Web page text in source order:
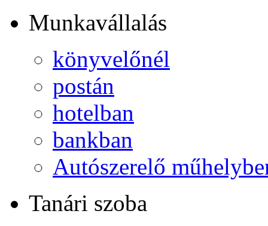
Munkavállalás
könyvelőnél
postán
hotelban
bankban
Autószerelő
Tanári szoba